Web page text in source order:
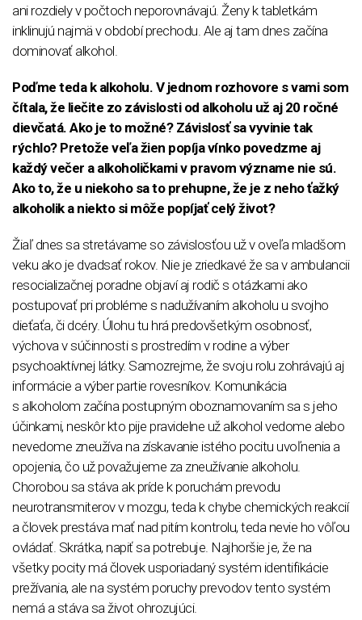
ani rozdiely v počtoch neporovnávajú. Ženy k tabletkám
inklinujú najmä v období prechodu. Ale aj tam dnes začína
dominovať alkohol.
Poďme teda k alkoholu. V jednom rozhovore s vami som
čítala, že liečite zo závislosti od alkoholu už aj 20 ročné
dievčatá. Ako je to možné? Závislosť sa vyvinie tak
rýchlo? Pretože veľa žien popíja vínko povedzme aj
každý večer a alkoholičkami v pravom význame nie sú.
Ako to, že u niekoho sa to prehupne, že je z neho ťažký
alkoholik a niekto si môže popíjať celý život?
Žiaľ dnes sa stretávame so závislosťou už v oveľa mladšom
veku ako je dvadsať rokov. Nie je zriedkavé že sa v ambulancii
resocializačnej poradne objaví aj rodič s otázkami ako
postupovať pri probléme s nadužívaním alkoholu u svojho
dieťaťa, či dcéry. Úlohu tu hrá predovšetkým osobnosť,
výchova v súčinnosti s prostredím v rodine a výber
psychoaktívnej látky. Samozrejme, že svoju rolu zohrávajú aj
informácie a výber partie rovesníkov. Komunikácia
s alkoholom začína postupným oboznamovaním sa s jeho
účinkami, neskôr kto pije pravidelne už alkohol vedome alebo
nevedome zneužíva na získavanie istého pocitu uvoľnenia a
opojenia, čo už považujeme za zneužívanie alkoholu.
Chorobou sa stáva ak príde k poruchám prevodu
neurotransmiterov v mozgu, teda k chybe chemických reakcií
a človek prestáva mať nad pitím kontrolu, teda nevie ho vôľou
ovládať. Skrátka, napiť sa potrebuje. Najhoršie je, že na
všetky pocity má človek usporiadaný systém identifikácie
prežívania, ale na systém poruchy prevodov tento systém
nemá a stáva sa život ohrozujúci.